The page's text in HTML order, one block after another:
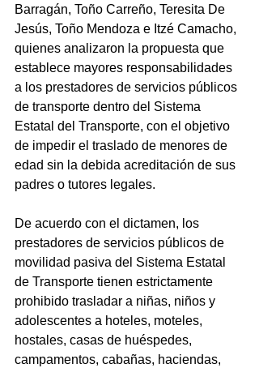
Barragán, Toño Carreño, Teresita De
Jesús, Toño Mendoza e Itzé Camacho,
quienes analizaron la propuesta que
establece mayores responsabilidades
a los prestadores de servicios públicos
de transporte dentro del Sistema
Estatal del Transporte, con el objetivo
de impedir el traslado de menores de
edad sin la debida acreditación de sus
padres o tutores legales.
De acuerdo con el dictamen, los
prestadores de servicios públicos de
movilidad pasiva del Sistema Estatal
de Transporte tienen estrictamente
prohibido trasladar a niñas, niños y
adolescentes a hoteles, moteles,
hostales, casas de huéspedes,
campamentos, cabañas, haciendas,